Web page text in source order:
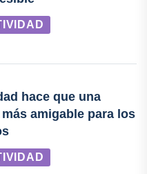
hace que una
amigable para los